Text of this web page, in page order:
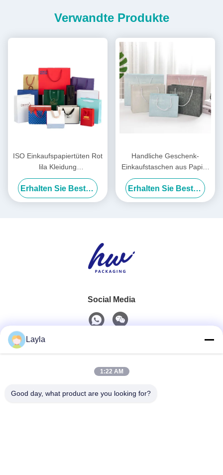
Verwandte Produkte
ISO Einkaufspapiertüten Rot
lila Kleidung
Einkaufspapiertüten Logo
Custom
Erhalten Sie Besten Preis
Handliche Geschenk-
Einkaufstaschen aus Papier
im INS-Stil,
Geburtstagsgeschenktüten
Erhalten Sie Besten Preis
Social Media
0086-18688885859
Layla
1:22 AM
Good day, what product are you looking for?